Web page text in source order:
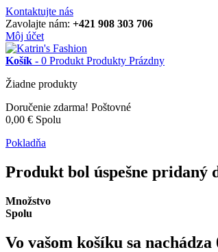
Kontaktujte nás
Zavolajte nám: +421 908 303 706
Môj účet
Košík - 0 Produkt Produkty Prázdny
Žiadne produkty
Doručenie zdarma! Poštovné
0,00 € Spolu
Pokladňa
Produkt bol úspešne pridaný
Množstvo
Spolu
Vo vašom košíku sa nachádza